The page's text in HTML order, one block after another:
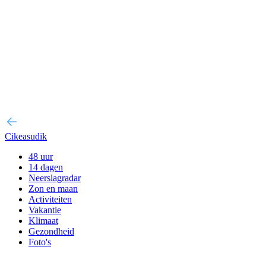
Cikeasudik
48 uur
14 dagen
Neerslagradar
Zon en maan
Activiteiten
Vakantie
Klimaat
Gezondheid
Foto's